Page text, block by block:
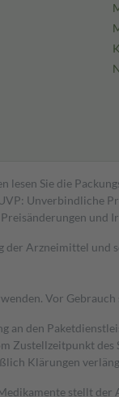
lesen Sie die
Unverbindliche
und
der Arzneimittel und
Vor
an den
Zustellzeitpunkt
Klärungen
stellt der